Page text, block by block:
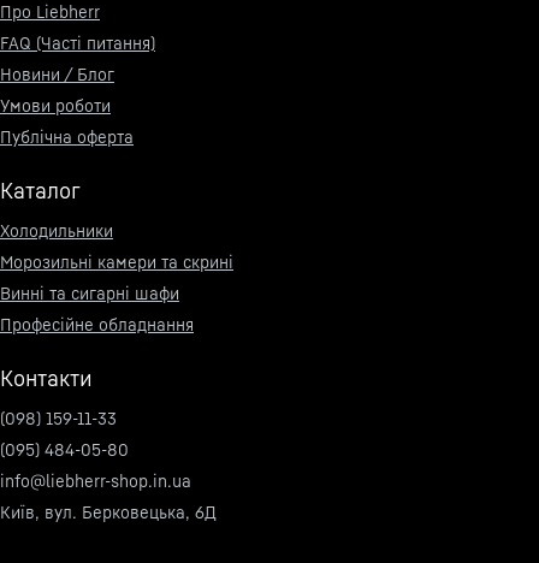
Про Liebherr
FAQ (Часті питання)
Новини / Блог
Умови роботи
Публічна оферта
Каталог
Холодильники
Морозильні камери та скрині
Винні та сигарні шафи
Професійне обладнання
Контакти
(098) 159-11-33
(095) 484-05-80
info@liebherr-shop.in.ua
Київ, вул. Берковецька, 6Д